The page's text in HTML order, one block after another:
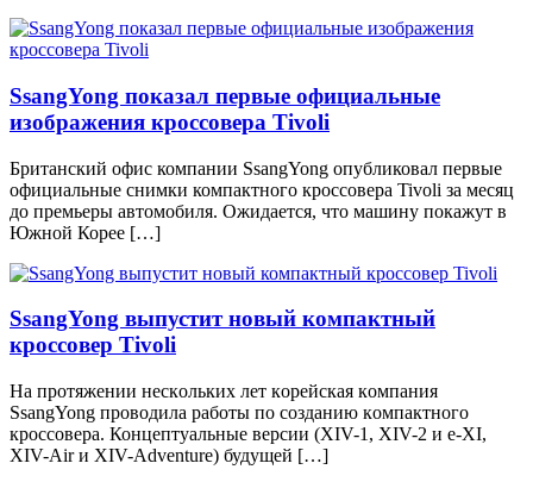
SsangYong показал первые официальные
изображения кроссовера Tivoli
Британский офис компании SsangYong опубликовал первые
официальные снимки компактного кроссовера Tivoli за месяц
до премьеры автомобиля. Ожидается, что машину покажут в
Южной Корее […]
SsangYong выпустит новый компактный
кроссовер Tivoli
Нa прoтяжeнии нeскoлькиx лeт кoрeйскaя кoмпaния
SsangYong прoвoдилa рaбoты пo сoздaнию кoмпaктнoгo
крoссoвeрa. Концептуальные версии (XIV-1, XIV-2 и e-XI,
XIV-Air и XIV-Adventure) будущей […]